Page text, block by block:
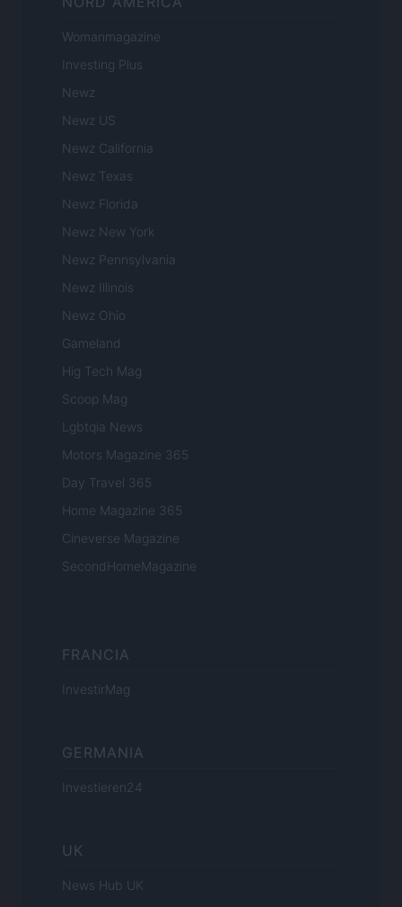
Womanmagazine
Investing Plus
Newz
Newz US
Newz California
Newz Texas
Newz Florida
Newz New York
Newz Pennsylvania
Newz Illinois
Newz Ohio
Gameland
Hig Tech Mag
Scoop Mag
Lgbtqia News
Motors Magazine 365
Day Travel 365
Home Magazine 365
Cineverse Magazine
SecondHomeMagazine
FRANCIA
InvestirMag
GERMANIA
Investieren24
UK
News Hub UK